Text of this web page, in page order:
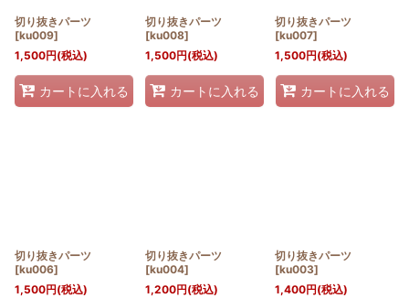
切り抜きパーツ
[ku009]
1,500円(税込)
カートに入れる
切り抜きパーツ
[ku008]
1,500円(税込)
カートに入れる
切り抜きパーツ
[ku007]
1,500円(税込)
カートに入れる
切り抜きパーツ
[ku006]
1,500円(税込)
切り抜きパーツ
[ku004]
1,200円(税込)
切り抜きパーツ
[ku003]
1,400円(税込)